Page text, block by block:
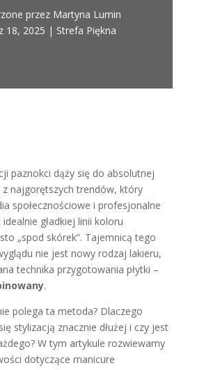
przez Martyna Lumin
18, 2025 | Strefa Piękna
paznokci dąży się do absolutnej
z najgorętszych trendów, który
społecznościowe i profesjonalne
gładkiej linii koloru
„spod skórek”. Tajemnicą tego
nie jest nowy rodzaj lakieru,
technika przygotowania płytki –
.
polega ta metoda? Dlaczego
stylizacją znacznie dłużej i czy jest
W tym artykule rozwiewamy
dotyczące manicure